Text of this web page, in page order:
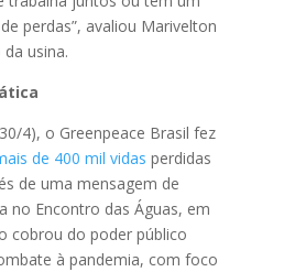
perdas”, avaliou Marivelton
usina.
4), o Greenpeace Brasil fez
de 400 mil vidas perdidas
de uma mensagem de
no Encontro das Águas, em
cobrou do poder público
à pandemia, com foco